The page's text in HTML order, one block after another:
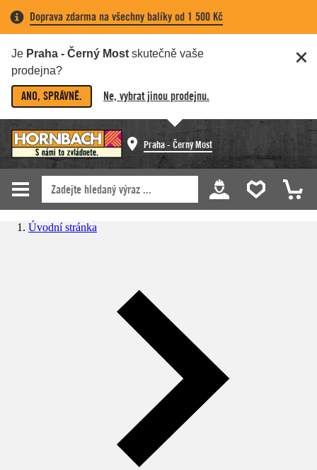
Doprava zdarma na všechny balíky od 1 500 Kč
Je Praha - Černý Most skutečně vaše
prodejna?
ANO, SPRÁVNĚ. Ne, vybrat jinou prodejnu.
Praha - Černý Most
Úvodní stránka